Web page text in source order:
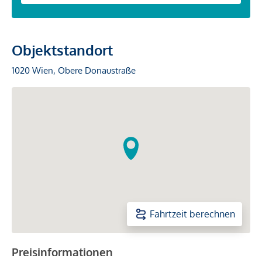
Objektstandort
1020 Wien, Obere Donaustraße
Fahrtzeit berechnen
Preisinformationen